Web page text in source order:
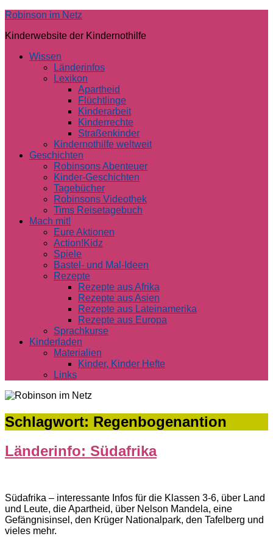
Skip
content
Robinson im Netz
Kinderwebsite der Kindernothilfe
Wissen
Länderinfos
Lexikon
Apartheid
Flüchtlinge
Kinderarbeit
Kinderrechte
Straßenkinder
Kindernothilfe weltweit
Geschichten
Robinsons Abenteuer
Kinder-Geschichten
Tagebücher
Robinsons Videothek
Tims Reisetagebuch
Mach mit!
Eure Aktionen
Action!Kidz
Spiele
Bastel- und Mal-Ideen
Rezepte
Rezepte aus Afrika
Rezepte aus Asien
Rezepte aus Lateinamerika
Rezepte aus Europa
Sprachkurse
Kinderladen
Materialien
Kinder, Kinder Hefte
Links
Schlagwort: Regenbogenantion
Länderinfo: Südafrika
Südafrika – interessante Infos für die Klassen 3-6, über Land
und Leute, die Apartheid, über Nelson Mandela, eine
Gefängnisinsel, den Krüger Nationalpark, den Tafelberg und
vieles mehr.